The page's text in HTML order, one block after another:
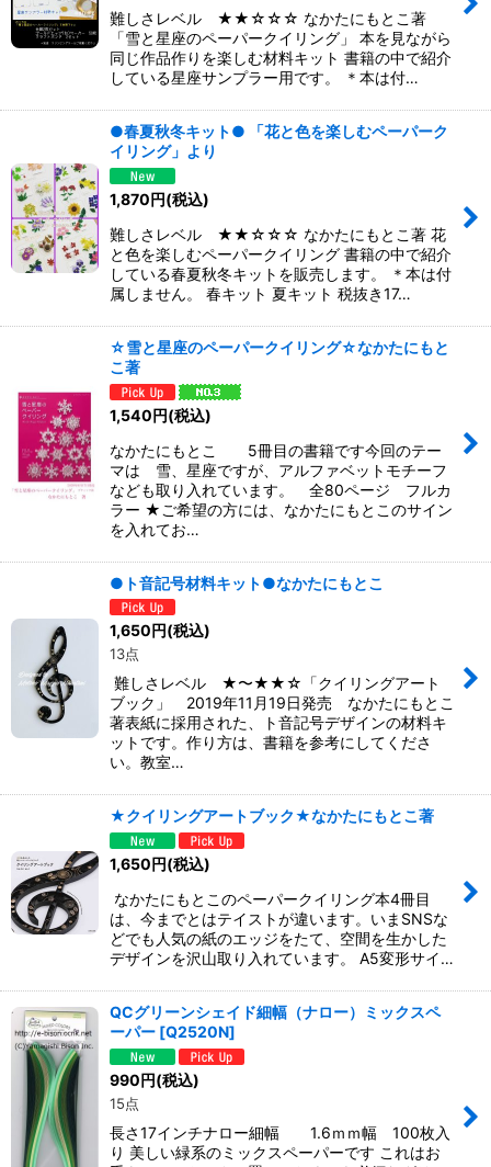
難しさレベル ★★☆☆☆ なかたにもとこ著
「雪と星座のペーパークイリング」 本を見ながら
同じ作品作りを楽しむ材料キット 書籍の中で紹介
している星座サンプラー用です。 ＊本は付…
●春夏秋冬キット● 「花と色を楽しむペーパーク
イリング」より
1,870円(税込)
難しさレベル ★★☆☆☆ なかたにもとこ著 花
と色を楽しむペーパークイリング 書籍の中で紹介
している春夏秋冬キットを販売します。 ＊本は付
属しません。 春キット 夏キット 税抜き17…
☆雪と星座のペーパークイリング☆なかたにもと
こ著
1,540円(税込)
なかたにもとこ 5冊目の書籍です今回のテー
マは 雪、星座ですが、アルファベットモチーフ
なども取り入れています。 全80ページ フルカ
ラー ★ご希望の方には、なかたにもとこのサイン
を入れてお…
●ト音記号材料キット●なかたにもとこ
1,650 円(税込)
13点
難しさレベル ★〜★★☆「クイリングアート
ブック」 2019年11月19日発売 なかたにもとこ
著表紙に採用された、ト音記号デザインの材料キ
ットです。作り方は、書籍を参考にしてくださ
い。教室…
★クイリングアートブック★なかたにもとこ著
1,650円(税込)
なかたにもとこのペーパークイリング本4冊目
は、今までとはテイストが違います。いまSNSな
どでも人気の紙のエッジをたて、空間を生かした
デザインを沢山取り入れています。 A5変形サイ…
QCグリーンシェイド細幅（ナロー）ミックスペ
ーパー [Q2520N]
990円(税込)
15点
長さ17インチナロー細幅 1.6ｍｍ幅 100枚入
り 美しい緑系のミックスペーパーです これはお